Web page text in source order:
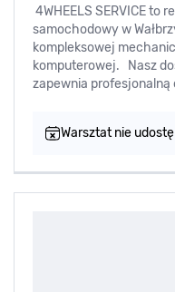
4WHEELS SERVICE to
samochodowy w
kompleksowej
komputerowej. Nasz
zapewnia profesjonalną
Warsztat nie